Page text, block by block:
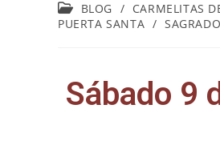
BLOG / CARMELITAS
PUERTA SANTA /
Sábado 9